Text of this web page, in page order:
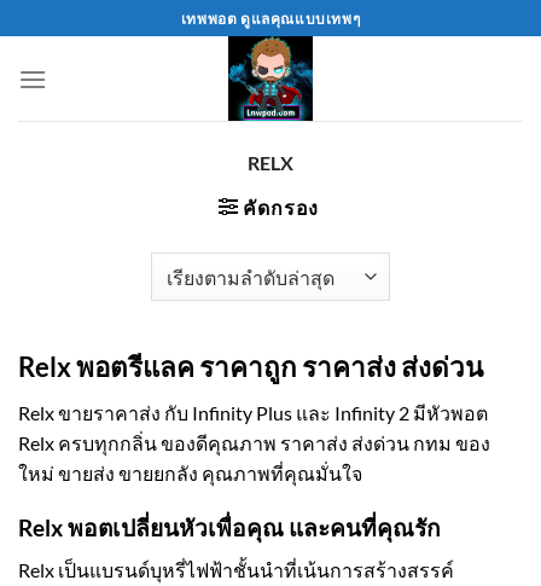
to
content
เทพพอต ดูแลคุณแบบเทพๆ
RELX
คัดกรอง
Relx พอตรีแลค ราคาถูก ราคาส่ง ส่งด่วน
Relx ขายราคาส่ง กับ Infinity Plus และ Infinity 2 มีหัวพอต
Relx ครบทุกกลิ่น ของดีคุณภาพ ราคาส่ง ส่งด่วน กทม ของ
ใหม่ ขายส่ง ขายยกลัง คุณภาพที่คุณมั่นใจ
Relx พอตเปลี่ยนหัวเพื่อคุณ และคนที่คุณรัก
Relx เป็นแบรนด์บุหรี่ไฟฟ้าชั้นนำที่เน้นการสร้างสรรค์